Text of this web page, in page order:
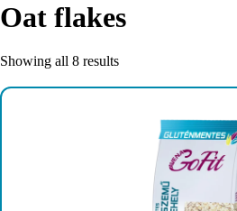
Oat flakes
Showing all 8 results